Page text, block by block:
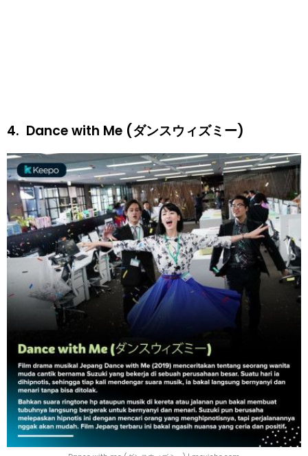
4. Dance with Me (ダンスウィズミー)